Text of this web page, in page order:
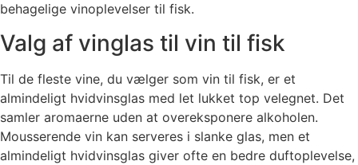
behagelige vinoplevelser til fisk.
Valg af vinglas til vin til fisk
Til de fleste vine, du vælger som vin til fisk, er et
almindeligt hvidvinsglas med let lukket top velegnet. Det
samler aromaerne uden at overeksponere alkoholen.
Mousserende vin kan serveres i slanke glas, men et
almindeligt hvidvinsglas giver ofte en bedre duftoplevelse,